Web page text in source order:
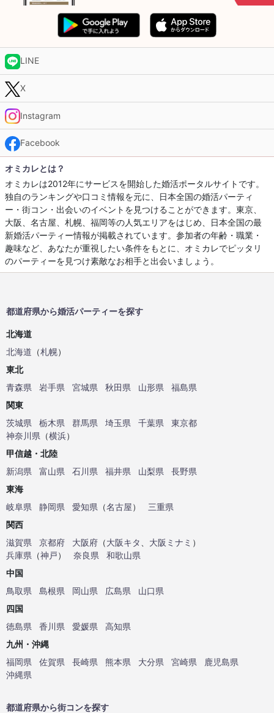
LINE
X
Instagram
Facebook
オミカレとは？
オミカレは2012年にサービスを開始した婚活ポータルサイトです。
独自のランキングや口コミ情報を元に、日本全国の婚活パーティ
ー・街コン・出会いのイベントを見つけることができます。東京、
大阪、名古屋、札幌、福岡等の人気エリアをはじめ、日本全国の最
新婚活パーティー情報が掲載されています。参加者の年齢・職業・
趣味など、あなたが重視したい条件をもとに、オミカレでピッタリ
のパーティーを見つけ素敵なお相手と出会いましょう。
都道府県から婚活パーティーを探す
北海道
北海道 （札幌）
東北
青森県
岩手県 宮城県 秋田県 山形県
福島県
関東
茨城県
栃木県 群馬県 埼玉県 千葉県
東京都
神奈川県 （横浜）
甲信越・北陸
新潟県
富山県 石川県 福井県 山梨県
長野県
東海
岐阜県
静岡県 愛知県 （名古屋）
三重県
関西
滋賀県
京都府 大阪府 （大阪キタ 大阪ミナミ ）
兵庫県 （神戸） 奈良県
和歌山県
中国
鳥取県
島根県 岡山県 広島県
山口県
四国
徳島県
香川県 愛媛県
高知県
九州・沖縄
福岡県
佐賀県 長崎県 熊本県 大分県 宮崎県
鹿児島県
沖縄県
都道府県から街コンを探す